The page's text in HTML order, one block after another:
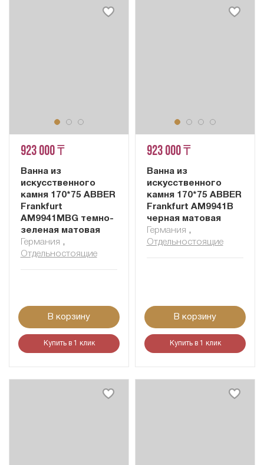
923 000 ₸
Ванна из
искусственного
камня 170*75 ABBER
Frankfurt
AM9941MBG темно-
зеленая матовая
Германия ,
Отдельностоящие
В корзину
Купить в 1 клик
923 000 ₸
Ванна из
искусственного
камня 170*75 ABBER
Frankfurt AM9941B
черная матовая
Германия ,
Отдельностоящие
В корзину
Купить в 1 клик